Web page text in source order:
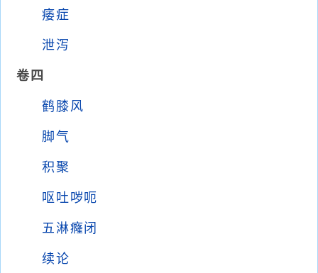
痿症
泄泻
卷四
鹤膝风
脚气
积聚
呕吐哕呃
五淋癃闭
续论